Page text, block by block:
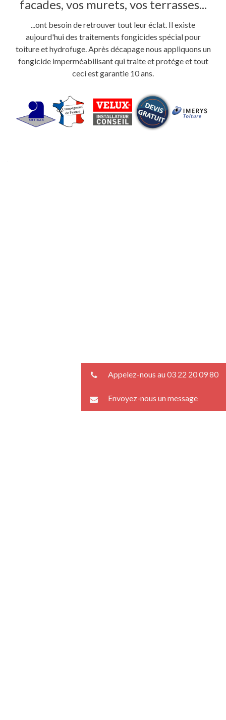
facades, vos murets, vos terrasses...
...ont besoin de retrouver tout leur éclat. Il existe
aujourd'hui des traitements fongicides spécial pour
toiture et hydrofuge. Après décapage nous appliquons un
fongicide imperméabilisant qui traite et protége et tout
ceci est garantie 10 ans.
Appelez-nous au 03 22 20 09 80
Envoyez-nous un message